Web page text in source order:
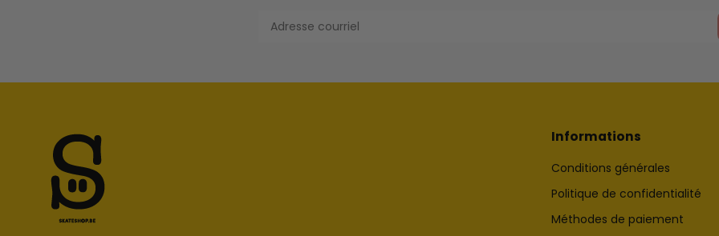
Informations
Conditions générales
Politique de confidentialité
Méthodes de paiement